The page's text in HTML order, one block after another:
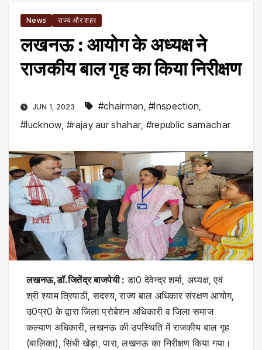
News राज्य और शहर
लखनऊ : आयोग के अध्यक्ष ने
राजकीय बाल गृह का किया निरीक्षण
JUN 1, 2023 #chairman,#Inspection,
#lucknow,#rajay aur shahar, #republic samachar
लखनऊ,डॉ.जितेंद्र बाजपेयी : डा0 देवेन्द्र शर्मा, अध्यक्ष, एवं
श्री श्याम त्रिपाठी, सदस्य, राज्य बाल अधिकार संरक्षण आयोग,
उ0प्र0 के द्वारा जिला प्रोबेशन अधिकारी व जिला समाज
कल्याण अधिकारी, लखनऊ की उपस्थिति में राजकीय बाल गृह
(बालिका), सिंधी खेड़ा, पारा, लखनऊ का निरीक्षण किया गया।